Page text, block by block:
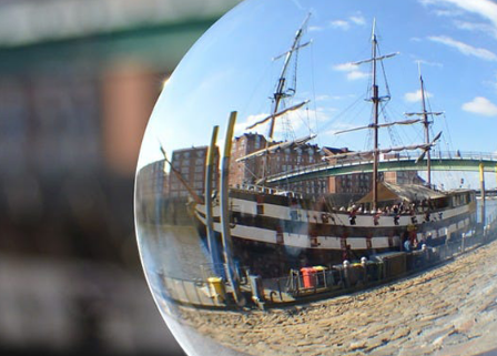
BREMEN SO
GESEHEN